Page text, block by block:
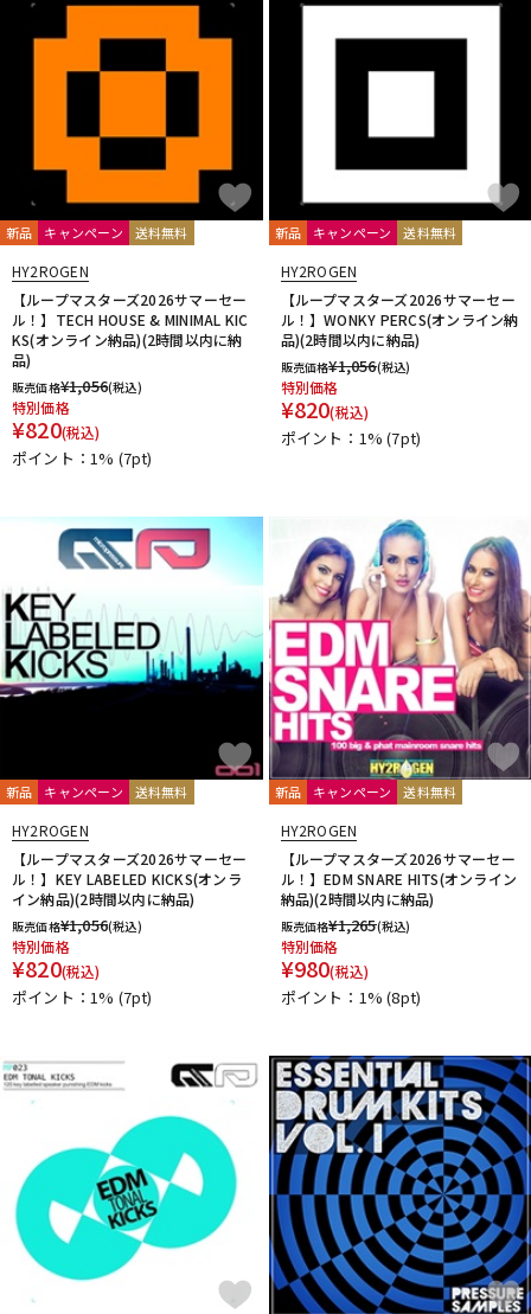
中古 ヴィンテージ
新品 キャンペーン 送料無料
HY2ROGEN
【ループマスターズ2026サマーセー
ル！】TECH HOUSE & MINIMAL KIC
KS(オンライン納品)(2時間以内に納
品)
販売価格¥1,056(税込)
特別価格
¥820(税込)
ポイント：1% (7pt)
新品 キャンペーン 送料無料
HY2ROGEN
【ループマスターズ2026サマーセー
ル！】WONKY PERCS(オンライン納
品)(2時間以内に納品)
販売価格¥1,056(税込)
特別価格
¥820(税込)
ポイント：1%(7pt)
新品 キャンペーン 送料無料
HY2ROGEN
【ループマスターズ2026サマーセー
ル！】KEY LABELED KICKS(オンラ
イン納品)(2時間以内に納品)
販売価格¥1,056(税込)
特別価格
¥820(税込)
ポイント：1% (7pt)
新品 キャンペーン 送料無料
HY2ROGEN
【ループマスターズ2026サマーセー
ル！】EDM SNARE HITS(オンライン
納品)(2時間以内に納品)
販売価格¥1,265(税込)
特別価格
¥980(税込)
ポイント：1%(8pt)